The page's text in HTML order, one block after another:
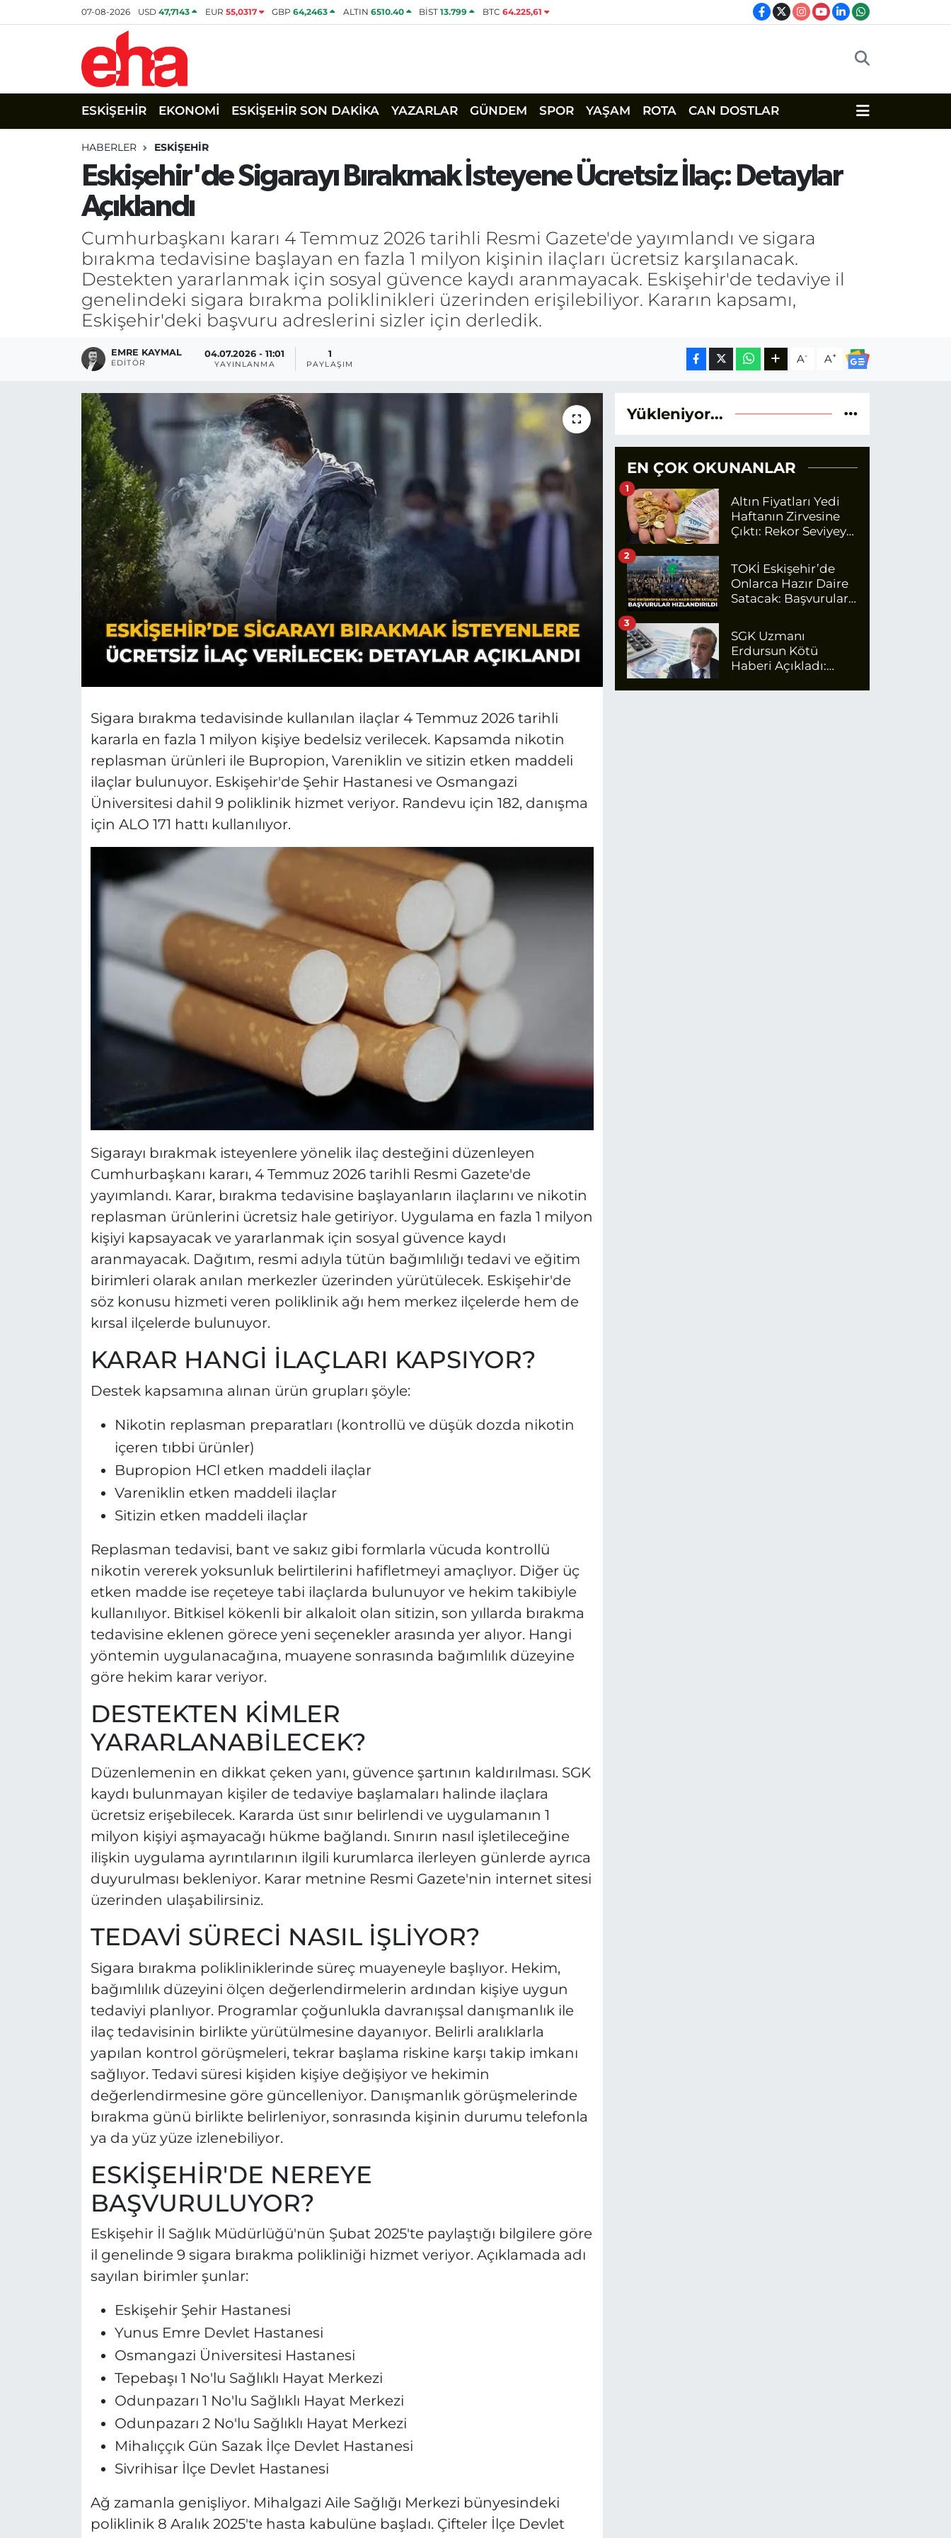
07-08-2026 USD47,7143 EUR 55,0317 GBP64,2463 ALTIN 6510.40 BİST13.799 BTC 64.225,61
ESKİŞEHİR EKONOMİ ESKİŞEHİR SON DAKİKA YAZARLAR GÜNDEM SPOR YAŞAM ROTA CAN DOSTLAR
HABERLER ESKİŞEHİR
Eskişehir'de Sigarayı Bırakmak İsteyene Ücretsiz İlaç: Detaylar
Açıklandı
Cumhurbaşkanı kararı 4 Temmuz 2026 tarihli Resmi Gazete'de yayımlandı ve sigara
bırakma tedavisine başlayan en fazla 1 milyon kişinin ilaçları ücretsiz karşılanacak.
Destekten yararlanmak için sosyal güvence kaydı aranmayacak. Eskişehir'de tedaviye il
genelindeki sigara bırakma poliklinikleri üzerinden erişilebiliyor. Kararın kapsamı,
Eskişehir'deki başvuru adreslerini sizler için derledik.
EMRE KAYMAL
EDITÖR
04.07.2026 - 11:01
YAYINLANMA
1
PAYLAŞIM A- A+
Sigara bırakma tedavisinde kullanılan ilaçlar 4 Temmuz 2026 tarihli
kararla en fazla 1 milyon kişiye bedelsiz verilecek. Kapsamda nikotin
replasman ürünleri ile Bupropion, Vareniklin ve sitizin etken maddeli
ilaçlar bulunuyor. Eskişehir'de Şehir Hastanesi ve Osmangazi
Üniversitesi dahil 9 poliklinik hizmet veriyor. Randevu için 182, danışma
için ALO 171 hattı kullanılıyor.
Sigarayı bırakmak isteyenlere yönelik ilaç desteğini düzenleyen
Cumhurbaşkanı kararı, 4 Temmuz 2026 tarihli Resmi Gazete'de
yayımlandı. Karar, bırakma tedavisine başlayanların ilaçlarını ve nikotin
replasman ürünlerini ücretsiz hale getiriyor. Uygulama en fazla 1 milyon
kişiyi kapsayacak ve yararlanmak için sosyal güvence kaydı
aranmayacak. Dağıtım, resmi adıyla tütün bağımlılığı tedavi ve eğitim
birimleri olarak anılan merkezler üzerinden yürütülecek. Eskişehir'de
söz konusu hizmeti veren poliklinik ağı hem merkez ilçelerde hem de
kırsal ilçelerde bulunuyor.
KARAR HANGİ İLAÇLARI KAPSIYOR?
Destek kapsamına alınan ürün grupları şöyle:
Nikotin replasman preparatları (kontrollü ve düşük dozda nikotin
içeren tıbbi ürünler)
Bupropion HCl etken maddeli ilaçlar
Vareniklin etken maddeli ilaçlar
Sitizin etken maddeli ilaçlar
Replasman tedavisi, bant ve sakız gibi formlarla vücuda kontrollü
nikotin vererek yoksunluk belirtilerini hafifletmeyi amaçlıyor. Diğer üç
etken madde ise reçeteye tabi ilaçlarda bulunuyor ve hekim takibiyle
kullanılıyor. Bitkisel kökenli bir alkaloit olan sitizin, son yıllarda bırakma
tedavisine eklenen görece yeni seçenekler arasında yer alıyor. Hangi
yöntemin uygulanacağına, muayene sonrasında bağımlılık düzeyine
göre hekim karar veriyor.
DESTEKTEN KİMLER
YARARLANABİLECEK?
Düzenlemenin en dikkat çeken yanı, güvence şartının kaldırılması. SGK
kaydı bulunmayan kişiler de tedaviye başlamaları halinde ilaçlara
ücretsiz erişebilecek. Kararda üst sınır belirlendi ve uygulamanın 1
milyon kişiyi aşmayacağı hükme bağlandı. Sınırın nasıl işletileceğine
ilişkin uygulama ayrıntılarının ilgili kurumlarca ilerleyen günlerde ayrıca
duyurulması bekleniyor. Karar metnine Resmi Gazete'nin internet sitesi
üzerinden ulaşabilirsiniz.
TEDAVİ SÜRECİ NASIL İŞLİYOR?
Sigara bırakma polikliniklerinde süreç muayeneyle başlıyor. Hekim,
bağımlılık düzeyini ölçen değerlendirmelerin ardından kişiye uygun
tedaviyi planlıyor. Programlar çoğunlukla davranışsal danışmanlık ile
ilaç tedavisinin birlikte yürütülmesine dayanıyor. Belirli aralıklarla
yapılan kontrol görüşmeleri, tekrar başlama riskine karşı takip imkanı
sağlıyor. Tedavi süresi kişiden kişiye değişiyor ve hekimin
değerlendirmesine göre güncelleniyor. Danışmanlık görüşmelerinde
bırakma günü birlikte belirleniyor, sonrasında kişinin durumu telefonla
ya da yüz yüze izlenebiliyor.
ESKİŞEHİR'DE NEREYE
BAŞVURULUYOR?
Eskişehir İl Sağlık Müdürlüğü'nün Şubat 2025'te paylaştığı bilgilere göre
il genelinde 9 sigara bırakma polikliniği hizmet veriyor. Açıklamada adı
sayılan birimler şunlar:
Eskişehir Şehir Hastanesi
Yunus Emre Devlet Hastanesi
Osmangazi Üniversitesi Hastanesi
Tepebaşı 1 No'lu Sağlıklı Hayat Merkezi
Odunpazarı 1 No'lu Sağlıklı Hayat Merkezi
Odunpazarı 2 No'lu Sağlıklı Hayat Merkezi
Mihalıççık Gün Sazak İlçe Devlet Hastanesi
Sivrihisar İlçe Devlet Hastanesi
Ağ zamanla genişliyor. Mihalgazi Aile Sağlığı Merkezi bünyesindeki
poliklinik 8 Aralık 2025'te hasta kabulüne başladı. Çifteler İlçe Devlet
Yükleniyor...
EN ÇOK OKUNANLAR
Altın Fiyatları Yedi
Haftanın Zirvesine
Çıktı: Rekor Seviyeye
1
TOKİ Eskişehir’de
Onlarca Hazır Daire
Satacak: Başvurular
2
SGK Uzmanı
Erdursun Kötü
Haberi Açıkladı:
İçin Net Rakam
3